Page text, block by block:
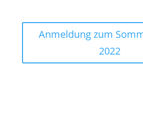
Anmeldung zum
2022